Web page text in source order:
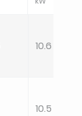
10.6
10.5